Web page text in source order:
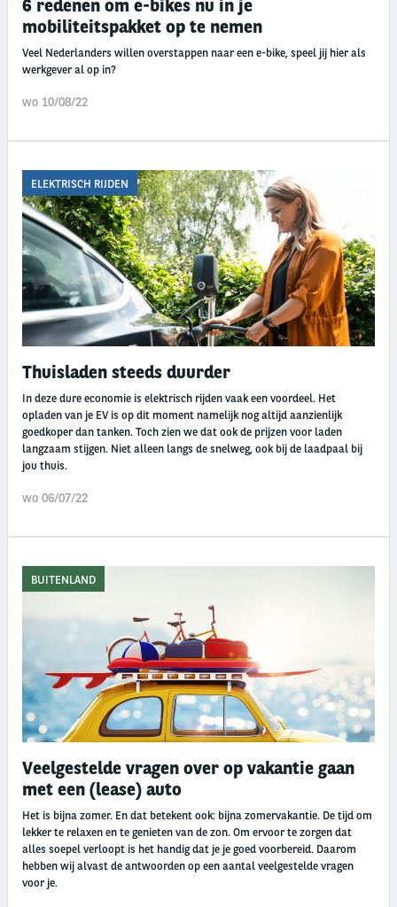
6 redenen om e-bikes nu in je
mobiliteitspakket op te nemen
Veel Nederlanders willen overstappen naar een e-bike, speel jij hier als
werkgever al op in?
wo 10/08/22
ELEKTRISCH RIJDEN
Thuisladen steeds duurder
In deze dure economie is elektrisch rijden vaak een voordeel. Het
opladen van je EV is op dit moment namelijk nog altijd aanzienlijk
goedkoper dan tanken. Toch zien we dat ook de prijzen voor laden
langzaam stijgen. Niet alleen langs de snelweg, ook bij de laadpaal bij
jou thuis.
wo 06/07/22
BUITENLAND
Veelgestelde vragen over op vakantie gaan
met een (lease) auto
Het is bijna zomer. En dat betekent ook: bijna zomervakantie. De tijd om
lekker te relaxen en te genieten van de zon. Om ervoor te zorgen dat
alles soepel verloopt is het handig dat je je goed voorbereid. Daarom
hebben wij alvast de antwoorden op een aantal veelgestelde vragen
voor je.